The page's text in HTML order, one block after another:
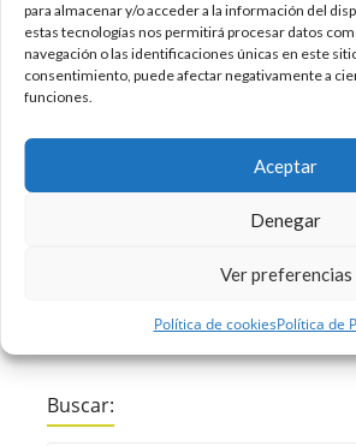
para almacenar y/o acceder a la información del
estas tecnologías nos permitirá procesar datos
navegación o las identificaciones únicas en este
consentimiento, puede afectar negativamente a
funciones.
Aceptar
Denegar
Ver preferencias
Política de cookiesPolítica de
Hoy es un día especial en
porque sea viernes y porque
semana casi encima, sino porque
estrenamos nuevo diseño en El
Lombok y un nuevo blog
Blog de Lombok. Un blog
Trabajos
Buscar: